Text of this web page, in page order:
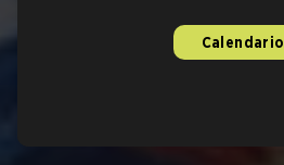
Calendario